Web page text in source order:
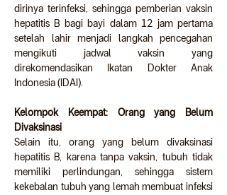
dirinya terinfeksi, sehingga pemberian vaksin
hepatitis B bagi bayi dalam 12 jam pertama
setelah lahir menjadi langkah pencegahan
mengikuti jadwal vaksin yang
direkomendasikan Ikatan Dokter Anak
Indonesia (IDAI).
Kelompok Keempat: Orang yang Belum
Divaksinasi
Selain itu, orang yang belum divaksinasi
hepatitis B, karena tanpa vaksin, tubuh tidak
memiliki perlindungan, sehingga sistem
kekebalan tubuh yang lemah membuat infeksi